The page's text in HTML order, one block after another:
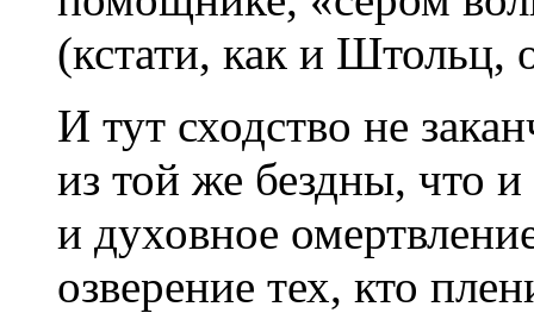
(кстати, как и Штольц,
И тут сходство не
из той же бездны, что
и духовное
озверение тех, кто